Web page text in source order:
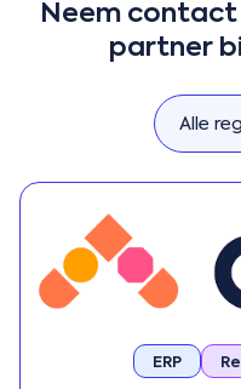
Neem
partner
Alle
APAC
EMEA
ERP